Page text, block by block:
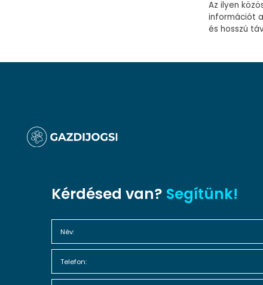
Az ilyen
információt
és hosszú
Kérdésed van? Segítünk!